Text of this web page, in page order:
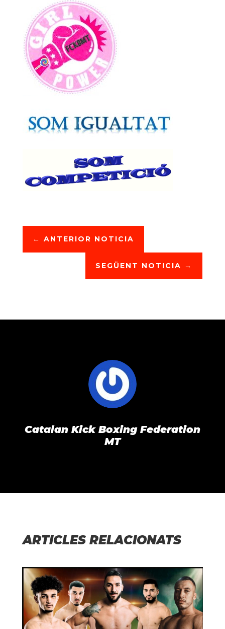
← ANTERIOR NOTICIA
SEGÜENT NOTICIA →
Catalan Kick Boxing Federation
MT
ARTICLES RELACIONATS